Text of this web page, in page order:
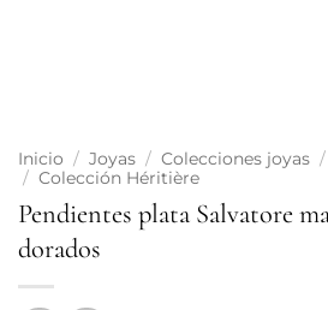
Inicio / Joyas / Colecciones joyas /
/ Colección Héritière
Pendientes plata Salvatore
dorados